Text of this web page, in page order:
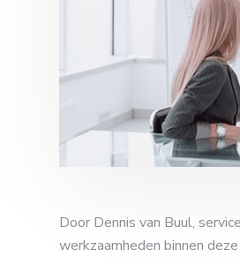
Door Dennis van Buul,
werkzaamheden binnen